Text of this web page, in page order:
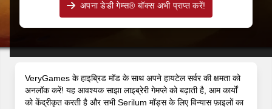
अपना डेडी गेम्स® बॉक्स अभी प्राप्त करें!
VeryGames के हाइब्रिड मॉड के साथ अपने हायटेल सर्वर की क्षमता को
अनलॉक करें! यह आवश्यक साझा लाइब्रेरी गेमप्ले को बढ़ाती है, आम कार्यों
को केंद्रीकृत करती है और सभी Serilum मॉड्स के लिए विन्यास फ़ाइलों का